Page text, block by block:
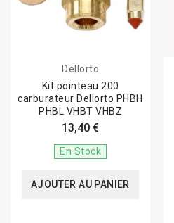
Dellorto
Kit pointeau 200
carburateur Dellorto PHBH
PHBL VHBT VHBZ
13,40 €
En Stock
AJOUTER AU PANIER